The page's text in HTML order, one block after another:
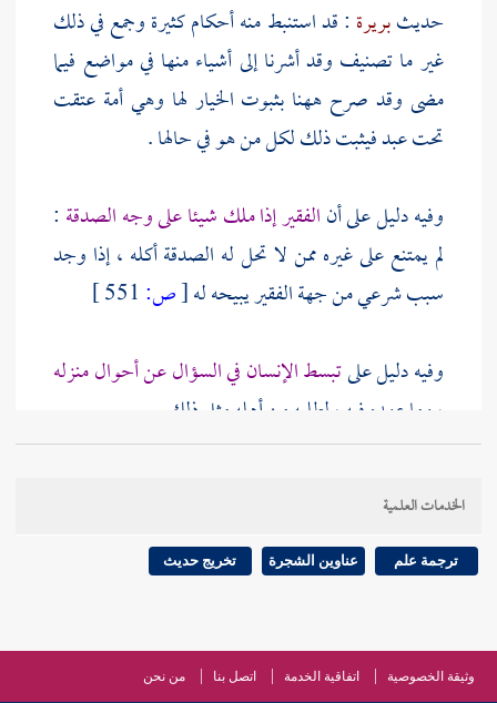
حديثبريرة : قد استنبط منه أحكام كثيرة وجمع في ذلك
غير ما تصنيف وقد أشرنا إلى أشياء منها في مواضع فيما
مضى وقد صرح ههنا بثبوت الخيار لها وهي أمة عتقت
تحت عبد فيثبت ذلك لكل من هو في حالها .
وفيه دليل على أنالفقير إذا ملك شيئا على وجه الصدقة :
لم يمتنع على غيره ممن لا تحل له الصدقة أكله ، إذا وجد
سبب شرعي من جهة الفقير يبيحه له[ص:
وفيه دليل علىتبسط الإنسان في السؤال عن أحوال منزله
، وما عهده فيه ، لطلبه من أهله مثل ذلك .
وفيه دليل على
فيما مضى
الخدمات العلمية
ترجمة علم عناوين الشجرة تخريج حديث
وثيقة الخصوصية اتفاقية الخدمة اتصل بنا من نحن